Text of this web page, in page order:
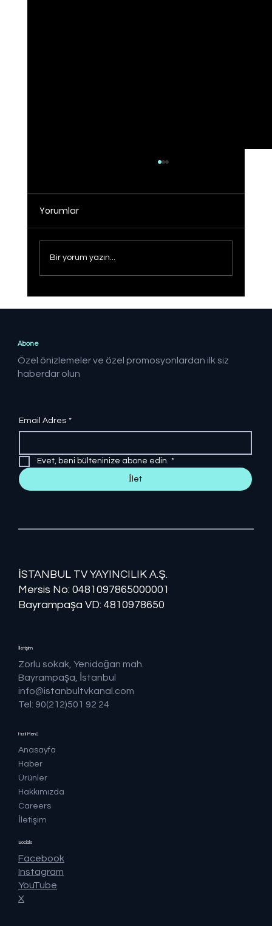
Yorumlar
Bir yorum yazın...
Abone
Özel önizlemeler ve özel promosyonlardan ilk siz
haberdar olun
Email Adres *
Evet, beni bülteninize abone edin. *
İlet
İSTANBUL TV YAYINCILIK A.Ş.
Mersis No: ​​0481097865000001
Bayrampaşa VD: 4810978650
Hızlı Menü
Anasayfa
Haber
Ürünler
Hakkımızda
Careers
İletişim
İletişim
Zorlu sokak, Yenidoğan mah.
Bayrampaşa, İstanbul
info@istanbultvkanal.com
Tel: 90(212)501 92 24
Socials
Facebook
Instagram
YouTube
X